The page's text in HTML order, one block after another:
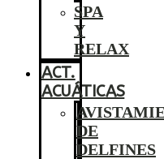
SPA
Y
RELAX
ACT.
ACUÁTICAS
DE
DELFINES